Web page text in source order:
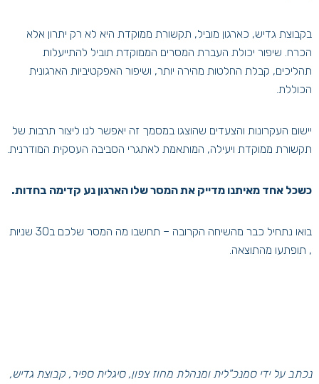
בקבוצת גדיש, כארגון מוביל, תקשורת ממוקדת היא לא רק יתרון אלא
הכרח. שיפור יכולת העברת המסרים הממוקדת תוביל להתייעלות
תהליכים, קבלת החלטות מהירה יותר, ושיפור האפקטיביות הארגונית
הכוללת.
יישום העקרונות והצעדים שהוצגו במסמך זה יאפשר לנו ליצור תרבות של
תקשורת ממוקדת ויעילה, המותאמת לאתגרי הסביבה העסקית המודרנית.
כשכל אחד מאיתנו מדייק את המסר שלו הארגון נע קדימה בחדות.
בואו נתחיל כבר מהשיחה הקרובה – תחשבו מה המסר שלכם ב30 שניות
, תופתעו מהתוצאה.
נכתב על ידי סמנכ"לית ומנהלת מחוז צפון, סיגלית ספיר, קבוצת גדיש,